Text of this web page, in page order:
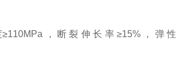
， 断 裂 伸 长 率 ≥15% ， 弹 性